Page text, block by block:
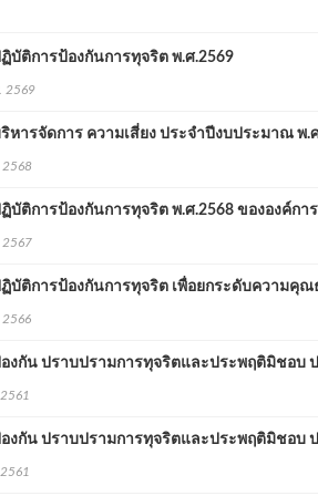
ติการป้องกันการทุจริต พ.ศ.2569
2569
ารจัดการ ความเสี่ยง ประจำปีงบประมาณ พ.
ติการป้องกันการทุจริต พ.ศ.2568 ขององค์กา
บัติการป้องกันการทุจริต เพื่อยกระดับความคุ
กัน ปราบปรามการทุจริตและประพฤติมิชอบ
กัน ปราบปรามการทุจริตและประพฤติมิชอบ